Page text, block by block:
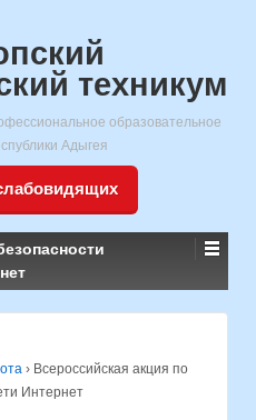
техникум
образовательное
Адыгея
› Всероссийская акция по
Интернет